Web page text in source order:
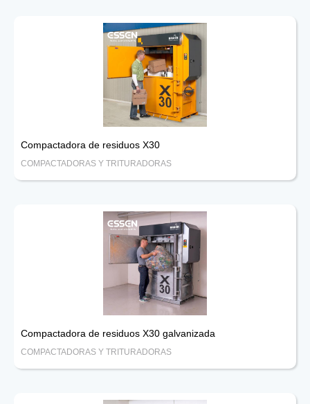
Compactadora de residuos X30
COMPACTADORAS Y TRITURADORAS
Compactadora de residuos X30 galvanizada
COMPACTADORAS Y TRITURADORAS